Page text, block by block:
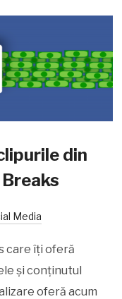
din
Media
care îți oferă
și conținutul
oferă acum